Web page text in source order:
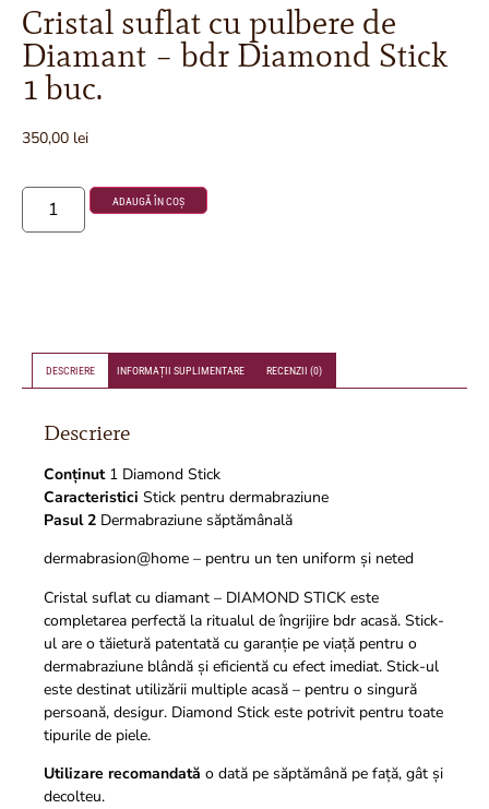
Cristal suflat cu pulbere de
Diamant – bdr Diamond Stick
1 buc.
350,00 lei
ADAUGĂ ÎN COȘ
DESCRIERE INFORMAȚII SUPLIMENTARE RECENZII (0)
Descriere
Conținut1 Diamond Stick
Caracteristici Stick pentru dermabraziune
Pasul 2 Dermabraziune săptămânală
dermabrasion@home – pentru un ten uniform și neted
Cristal suflat cu diamant – DIAMOND STICK este
completarea perfectă la ritualul de îngrijire bdr acasă. Stick-
ul are o tăietură patentată cu garanție pe viață pentru o
dermabraziune blândă și eficientă cu efect imediat. Stick-ul
este destinat utilizării multiple acasă – pentru o singură
persoană, desigur. Diamond Stick este potrivit pentru toate
tipurile de piele.
Utilizare recomandată o dată pe săptămână pe față, gât și
decolteu.